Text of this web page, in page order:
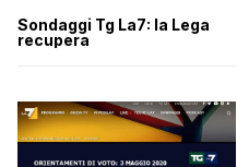
Sondaggi Tg La7: la Lega
recupera